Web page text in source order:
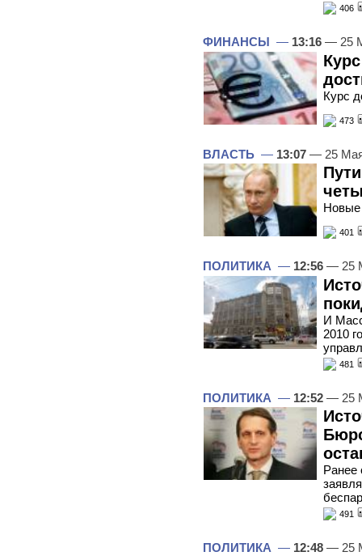
406
ФИНАНСЫ — 13:16 — 25
Курс
473
ВЛАСТЬ — 13:07 — 25
Новые
401
ПОЛИТИКА — 12:56 — 25
И
2010
481
ПОЛИТИКА — 12:52 — 25
Ранее
491
ПОЛИТИКА — 12:48 — 25